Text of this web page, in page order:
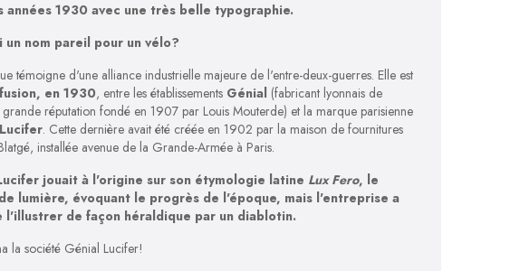
années 1930 avec une très belle typographie.
un nom pareil pour un vélo?
témoigne d'une alliance industrielle majeure de l'entre-deux-guerres. Elle est
fusion, en 1930, entre les établissements Génial (fabricant lyonnais de
réputation fondé en 1907 par Louis Mouterde) et la marque parisienne
Lucifer. Cette dernière avait été créée en 1902 par la maison de fournitures
installée avenue de la Grande-Armée à Paris.
jouait à l'origine sur son étymologie latine Lux Fero, le
lumière, évoquant le progrès de l'époque, mais l'entreprise a
l'illustrer de façon héraldique par un diablotin.
la société Génial Lucifer!